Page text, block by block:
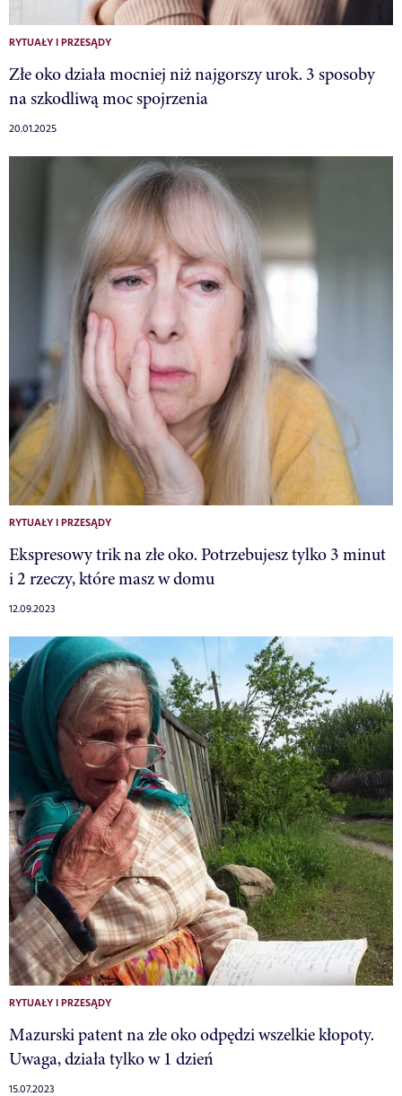
RYTUAŁY I PRZESĄDY
Złe oko działa mocniej niż najgorszy urok. 3 sposoby
na szkodliwą moc spojrzenia
20.01.2025
RYTUAŁY I PRZESĄDY
Ekspresowy trik na złe oko. Potrzebujesz tylko 3 minut
i 2 rzeczy, które masz w domu
12.09.2023
RYTUAŁY I PRZESĄDY
Mazurski patent na złe oko odpędzi wszelkie kłopoty.
Uwaga, działa tylko w 1 dzień
15.07.2023